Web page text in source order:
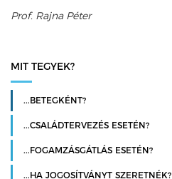
Prof. Rajna Péter
MIT TEGYEK?
...BETEGKÉNT?
...CSALÁDTERVEZÉS ESETÉN?
...FOGAMZÁSGÁTLÁS ESETÉN?
...HA JOGOSÍTVÁNYT SZERETNÉK?